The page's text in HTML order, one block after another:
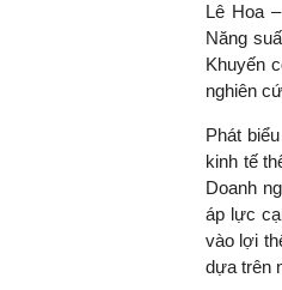
Lê Hoa
Năng
Khuyến
nghiên
Phát
kinh tế
Doanh
áp lực
vào lợi
dựa trên